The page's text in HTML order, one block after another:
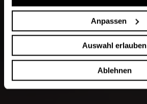
Anpassen
Auswahl erlauben
Ablehnen